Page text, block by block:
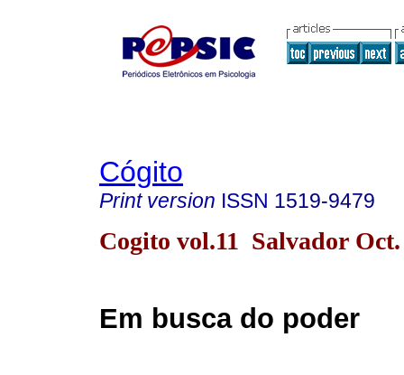
Cógito
Print version ISSN 1519-9479
Cogito vol.11 Salvador Oct.
Em busca do poder